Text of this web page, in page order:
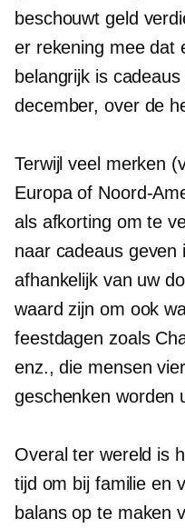
beschouwtgeld
er rekening mee dat
belangrijk is cadeaus
december, over de
Terwijl veel merken
Europa of Noord-
als afkorting om te
naar cadeaus geven
afhankelijk van uw
waard zijn om ook
feestdagen zoals
enz., die mensen
geschenken worden
Overal ter wereld is
tijd om bij familie en
balans op te maken